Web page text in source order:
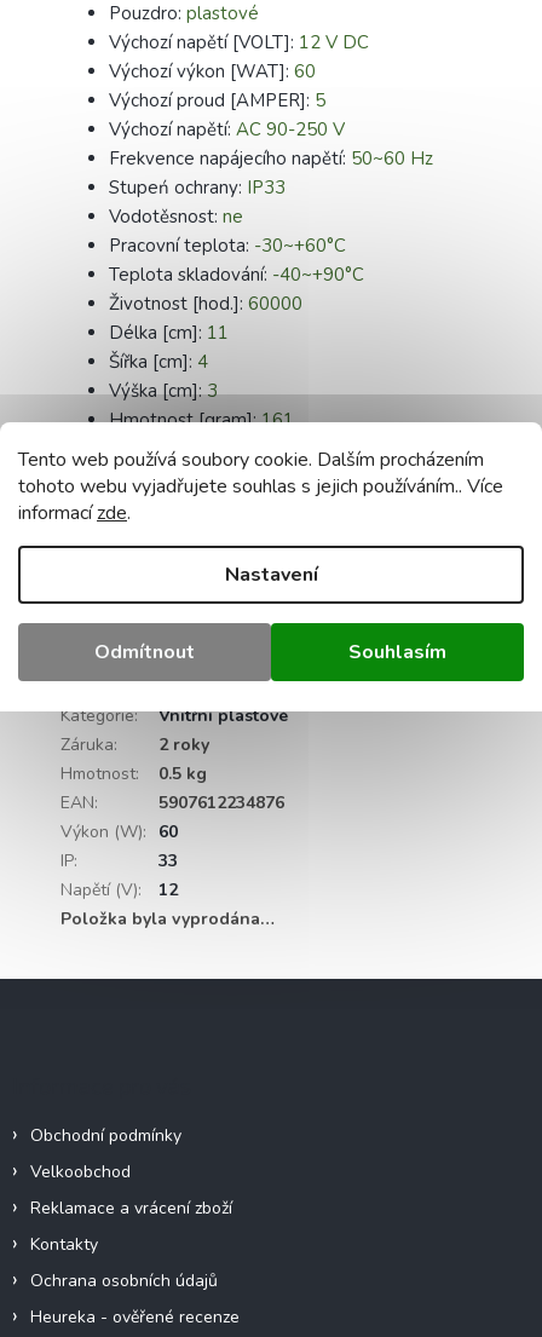
Tento web používá soubory cookie. Dalším procházením
tohoto webu vyjadřujete souhlas s jejich používáním.. Více
informacízde.
Nastavení
Odmítnout Souhlasím
Pouzdro: plastové
Výchozí napětí [VOLT]: 12 V DC
Výchozí výkon [WAT]: 60
Výchozí proud [AMPER]: 5
Výchozí napětí: AC 90-250 V
Frekvence napájecího napětí: 50~60 Hz
Stupeń ochrany: IP33
Vodotěsnost: ne
Pracovní teplota: -30~+60°C
Teplota skladování: -40~+90°C
Životnost [hod.]: 60000
Délka [cm]: 11
Šířka [cm]: 4
Výška [cm]:3
Hmotnost [gram]:161
Certifikáty:
CE, RoHS
Nové, nikdy nepoužívané zboží
Zboží skladem
Záruka:24 měsíců
Doplňkové parametry
Kategorie:
Vnitřní plastové
Záruka:
2 roky
Hmotnost:
0.5 kg
EAN:
5907612234876
Výkon (W):
60
IP:
33
Napětí (V):
12
Položka byla vyprodána…
Obchodní podmínky
Velkoobchod
Reklamace a vrácení zboží
Kontakty
Ochrana osobních údajů
Heureka - ověřené recenze